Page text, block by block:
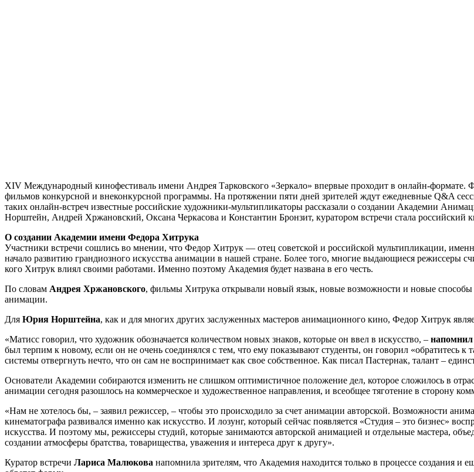
XIV Международный кинофестиваль имени Андрея Тарковского «Зеркало» впервые проходит в онлайн-формате.
фильмов конкурсной и внеконкурсной программы. На протяжении пяти дней зрителей ждут ежедневные Q&A
таких онлайн-встреч известные российские художники-мультипликаторы рассказали о создании Академии
Норштейн, Андрей Хржановский, Оксана Черкасова и Константин Бронзит, куратором встречи стала российский
О создании Академии имени Федора Хитрука
Участники встречи сошлись во мнении, что Федор Хитрук — отец советской и российской мультипликации,
начало развитию грандиозного искусства анимации в нашей стране. Более того, многие выдающиеся режиссеры
кого Хитрук влиял своими работами. Именно поэтому Академия будет названа в его честь.
По словам Андрея Хржановского, фильмы Хитрука открывали новый язык, новые возможности и новые
анимации.
Для Юрия Норштейна, как и для многих других заслуженных мастеров анимационного кино, Федор Хитрук
«Матисс говорил, что художник обозначается количеством новых знаков, которые он ввел в искусство, –
был терпим к новому, если он не очень соединялся с тем, что ему показывают студенты, он говорил «обратитесь к
системы отвергнуть нечто, что он сам не воспринимает как свое собственное. Как писал Пастернак, талант –
Основатели Академии собираются изменить не слишком оптимистичное положение дел, которое сложилось в
анимации сегодня разошлось на коммерческое и художественное направления, и всеобщее тяготение в сторону
«Нам не хотелось бы, – заявил режиссер, – чтобы это происходило за счет анимации авторской. Возможности
кинематографа развивался именно как искусство. И лозунг, который сейчас появляется «Студия – это бизнес»
искусства. И поэтому мы, режиссеры студий, которые занимаются авторской анимацией и отдельные мастера,
создании атмосферы братства, товарищества, уважения и интереса друг к другу».
Куратор встречи Лариса Малюкова напомнила зрителям, что Академия находится только в процессе создания и